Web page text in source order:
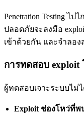
Penetration Testing
ปลอดภัยจะลงมือ
เข้าด้วยกัน และจำลอ
การทดสอบ
ผู้ทดสอบเจาะระบบไม่
Exploit ช่องโหว่ที่พ